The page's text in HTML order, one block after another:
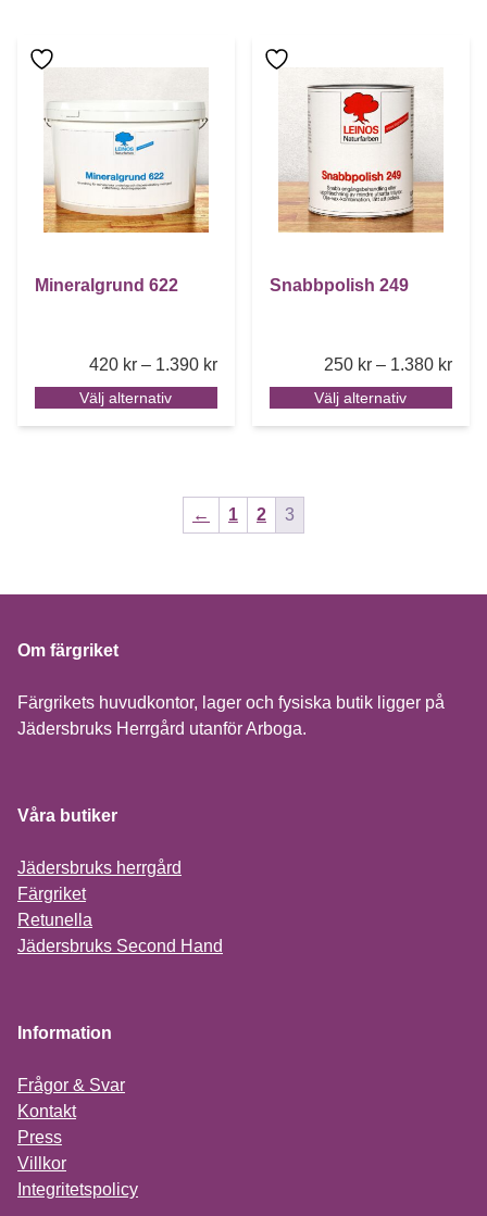
Mineralgrund 622
420 kr – 1.390 krPrice range: 420 kr through 1.390
Välj alternativ
Den här produkten har flera varianter. De olika
Snabbpolish 249
250 kr – 1.380 kr
Välj alternativ
Den här produkten har
← 1 2 3
Om färgriket
Färgrikets huvudkontor, lager och fysiska butik ligger på
Jädersbruks Herrgård utanför Arboga.
Våra butiker
Jädersbruks herrgård
Färgriket
Retunella
Jädersbruks Second Hand
Information
Frågor & Svar
Kontakt
Press
Villkor
Integritetspolicy